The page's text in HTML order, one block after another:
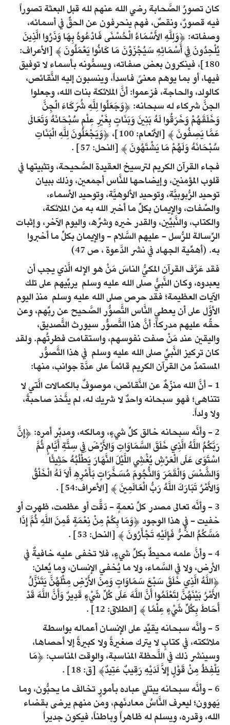
كان تصورُ الصَّحابة رضي الله عنهم لله قبل البعثة تصوراً
فيه قصورٌ، ونقصٌ، فهم ينحرفون عن الحقِّ في أسمائه،
وصفاته: ﴿وَلِلَّهِ الأَسْمَاءُ الْحُسْنَى فَادْعُوهُ بِهَا وَذَرُوا الَّذِينَ
يُلْحِدُونَ فِي أَسْمَائِهِ سَيُجْزَوْنَ مَا كَانُوا يَعْمَلُونَ ﴾ [الأعراف:
180]، فينكرون بعض صفاته، ويسمُّونه بأسماء لا توفيق
فيها، أو بما يوهم معنىً فاسداً، وينسبون إليه النَّقائص،
كالولد، والحاجة، فزعموا: أنَّ الملائكة بنات الله، وجعلوا
الجنَّ شركاء له سبحانه: ﴿وَجَعَلُوا لِلَّهِ شُرَكَاءَ الْجِنَّ
وَخَلَقَهُمْ وَخَرَقُوا لَهُ بَنِينَ وَبَنَاتٍ بِغَيْرِ عِلْمٍ سُبْحَانَهُ وَتَعَالَى
عَمَّا يَصِفُونَ ﴾ [الأنعام: 100]، ﴿وَيَجْعَلُونَ لِلَّهِ الْبَنَاتِ
سُبْحَانَهُ وَلَهُمْ مَا يَشْتَهُونَ ﴾ [النحل: 57] .
فجاء القرآن الكريم لترسيخ العقيدة الصَّحيحة، وتثبيتها في
قلوب المؤمنين، وإيضاحها للنَّاس أجمعين، وذلك ببيان
توحيد الرُّبوبيَّة، وتوحيد الألوهيَّة، وتوحيد الأسماء،
والصِّفات، والإيمان بكلِّ ما أخبر الله به من الملائكة،
والكتاب، والنَّبيِّين، والقدر خيره وشرِّه، واليوم الآخر، وإثبات
الرِّسالة للرُّسل - عليهم السَّلام - والإيمان بكلِّ ما أخبروا
به. (أهمِّية الجهاد في نشر الدَّعوة ، ص 47)
فقد عَرَّف القرآن المكيُّ الناسَ مَنْ هو الإله الَّذي يجب أن
يعبدوه، وكان النَّبيُّ صلى الله عليه وسلم يربِّيهم على تلك
الآيات العظيمة؛ فقد حرص صلى الله عليه وسلم منذ اليوم
الأوَّل على أن يعطي النَّاس التَّصوُّر الصَّحيح عن ربِّهم، وعن
حقِّه عليهم مدركاً: أنَّ هذا التَّصوُّر سيورث التَّصديق،
واليقين عند مَنْ صفت نفوسهم، واستقامت فطرتُهم. ولقد
كان تركيز النَّبيِّ صلى الله عليه وسلم في هذا التَّصوُّر
المستمدِّ من القرآن الكريم قائماً على عدَّة جوانب، منها:
1 - أنَّ الله منزّهٌ عن النَّقائص، موصوفٌ بالكمالات الَّتي لا
تتناهى؛ فهو سبحانه واحدٌ لا شريك له، لم يتَّخذ صاحبةً،
ولا ولداً.
2 - وأنَّه سبحانه خالق كلِّ شيءٍ، ومالكه، ومدبِّر أمره: ﴿إِنَّ
رَبَّكُمُ اللَّهُ الَّذِي خَلَقَ السَّمَاوَاتِ وَالأَرْضَ فِي سِتَّةِ أَيَّامٍ ثُمَّ
اسْتَوَى عَلَى الْعَرْشِ يُغْشِي اللَّيْلَ النَّهَارَ يَطْلُبُهُ حَثِيثًا
وَالشَّمْسَ وَالْقَمَرَ وَالنُّجُومَ مُسَخَّرَاتٍ بَأَمْرِهِ أَلاَ لَهُ الْخَلْقُ
وَالأَمْرُ تَبَارَكَ اللَّهُ رَبُّ الْعَالَمِينَ ﴾ [الأعراف:54] .
3 - وأنَّه تعالى مصدر كلِّ نعمةٍ - دَقَّت أو عظمت، ظهرت أو
خفيت - في هذا الوجود ﴿وَمَا بِكُمْ مِنْ نِعْمَةٍ فَمِنَ اللَّهِ ثُمَّ إِذَا
مَسَّكُمُ الضُّرُّ فَإِلَيْهِ تَجْأَرُونَ ﴾ [النحل: 53] .
4 - وأنَّ علمه محيطٌ بكلِّ شيءٍ، فلا تخفى عليه خافيةٌ في
الأرض، ولا في السَّماء، ولا ما يُخفي الإنسان، وما يُعلن:
﴿اللَّهُ الَّذِي خَلَقَ سَبْعَ سَمَاوَاتٍ وَمِنَ الأَرْضِ مِثْلَهُنَّ يَتَنَزَّلُ
الأَمْرُ بَيْنَهُنَّ لِتَعْلَمُوا أَنَّ اللَّهَ عَلَى كُلِّ شَيْءٍ قَدِيرٌ وَأَنَّ اللَّهَ قَدْ
أَحَاطَ بِكُلِّ شَيْءٍ عِلْمًا ﴾ [الطلاق: 12] .
5 - وأنَّه سبحانه يقيِّد على الإنسان أعماله بواسطة
ملائكته، في كتابٍ لا يترك صغيرةً ولا كبيرةً إلا أحصاها،
وسينشر ذلك في اللَّحظة المناسبة، والوقت المناسب: ﴿مَا
يَلْفِظُ مِنْ قَوْلٍ إِلاَّ لَدَيْهِ رَقِيبٌ عَتِيدٌ﴾ [ق: 18] .
6 - وأنَّه سبحانه يبتلي عباده بأمورٍ تخالف ما يحبُّون، وما
يَهوون؛ ليعرف النَّاسُ معادنَهم، ومن منهم يرضى بقضاء
الله، وقدره، ويسلم له ظاهراً وباطناً، فيكون جديراً